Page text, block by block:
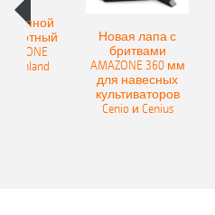
Onland
Новая лапа с
бритвами
AMAZONE 360 мм
для навесных
культиваторов
Cenio и Cenius